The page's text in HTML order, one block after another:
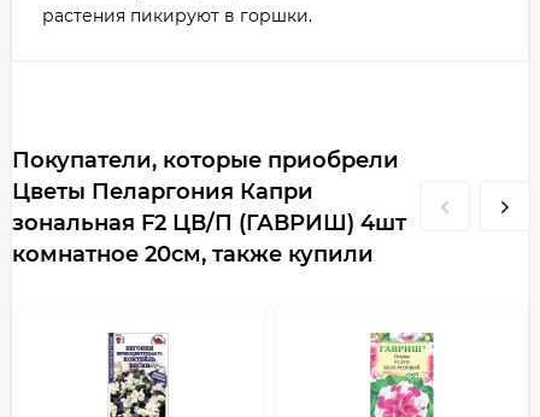
растения пикируют в горшки.
Покупатели, которые приобрели
Цветы Пеларгония Капри
зональная F2 ЦВ/П (ГАВРИШ) 4шт
комнатное 20см, также купили